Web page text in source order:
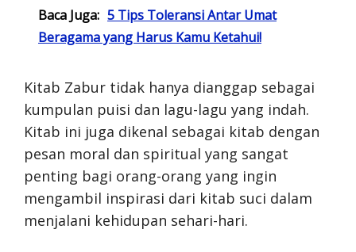
Baca Juga: 5 Tips Toleransi Antar Umat
Beragama yang Harus Kamu Ketahui!
Kitab Zabur tidak hanya dianggap sebagai
kumpulan puisi dan lagu-lagu yang indah.
Kitab ini juga dikenal sebagai kitab dengan
pesan moral dan spiritual yang sangat
penting bagi orang-orang yang ingin
mengambil inspirasi dari kitab suci dalam
menjalani kehidupan sehari-hari.